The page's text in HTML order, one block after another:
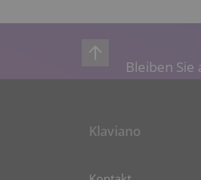
Bleiben
Klaviano